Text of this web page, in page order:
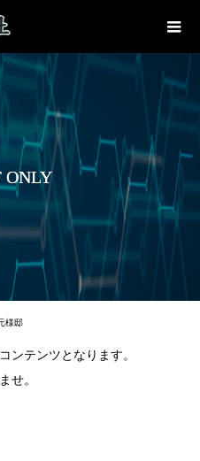
ONLY
様邸
ンテンツとなります。
せ。